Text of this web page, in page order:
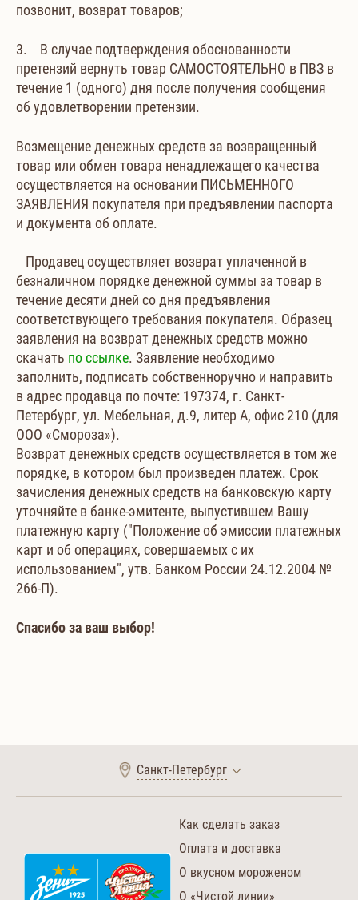
позвонит, возврат товаров;
3. В случае подтверждения обоснованности
претензий вернуть товар САМОСТОЯТЕЛЬНО в ПВЗ в
течение 1 (одного) дня после получения сообщения
об удовлетворении претензии.
Возмещение денежных средств за возвращенный
товар или обмен товара ненадлежащего качества
осуществляется на основании ПИСЬМЕННОГО
ЗАЯВЛЕНИЯ покупателя при предъявлении паспорта
и документа об оплате.
Продавец осуществляет возврат уплаченной в
безналичном порядке денежной суммы за товар в
течение десяти дней со дня предъявления
соответствующего требования покупателя. Образец
заявления на возврат денежных средств можно
скачать по ссылке. Заявление необходимо
заполнить, подписать собственноручно и направить
в адрес продавца по почте: 197374, г. Санкт-
Петербург, ул. Мебельная, д.9, литер А, офис 210 (для
ООО «Смороза»).
Возврат денежных средств осуществляется в том же
порядке, в котором был произведен платеж. Срок
зачисления денежных средств на банковскую карту
уточняйте в банке-эмитенте, выпустившем Вашу
платежную карту ("Положение об эмиссии платежных
карт и об операциях, совершаемых с их
использованием", утв. Банком России 24.12.2004 №
266-П).
Спасибо за ваш выбор!
Санкт-Петербург
Как сделать заказ
Оплата и доставка
О вкусном мороженом
О «Чистой линии»